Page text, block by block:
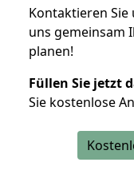
Kontaktieren Sie
uns gemeinsam
planen!
Füllen Sie jetzt
Sie kostenlose